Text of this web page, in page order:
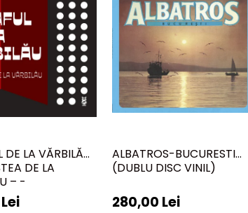
DE LA VĂRBILĂU
DE LA
– -
(DISC
ALBATROS-BUCURESTI
(DUBLU DISC VINIL)
280,00 Lei